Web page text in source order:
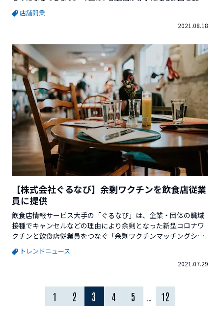
する方法について解説していきます。※この記事を書いている
Vector Venture Supportを運営している株式会社ベクターホー
ルディングスが発行している「起業のミカタ（小冊子）」で
店舗開業
2021.08.18
【株式会社ぐるなび】余剰ワクチンを飲食店従業
員に提供
飲食店情報サービス大手の「ぐるなび」は、企業・団体の職域
接種でキャンセルなどの理由により余剰となった新型コロナワ
クチンと飲食店従業員をつなぐ「余剰ワクチンマッチングシス
テム」を提供しています。5日から始動し、すでに登録を受け付
けています。「余剰ワクチンマッチングシステム」はぐるなび
独自のシステムで、職域接種を実施する企業・団体等と、ワク
トレンドニュース
2021.07.29
1 2 3 4 5 12